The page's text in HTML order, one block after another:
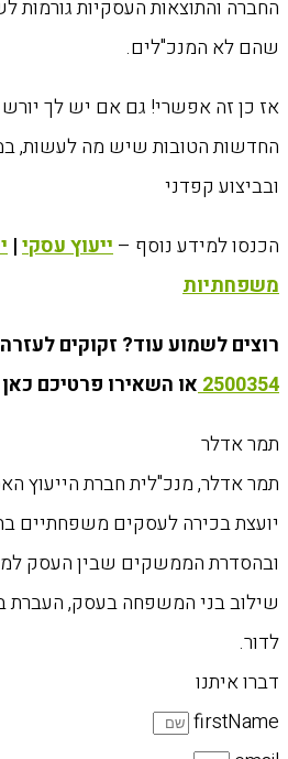
החברה והתוצאות העסקיות גורמות
שהם לא המנכ"לים.
אז כן זה אפשרי! גם אם יש לך
החדשות הטובות שיש מה לעשות,
ובביצוע קפדני
הכנסו למידע נוסף –ייעוץ עסקי|
משפחתיות
רוצים לשמוע עוד? זקוקים
2500354או השאירו פרטיכם כאן
תמר אדלר
יועצת בכירה לעסקים משפחתיים
ובהסדרת הממשקים שבין העסק
שילוב בני המשפחה בעסק, העברת
לדור.
דברו איתנו
firstName